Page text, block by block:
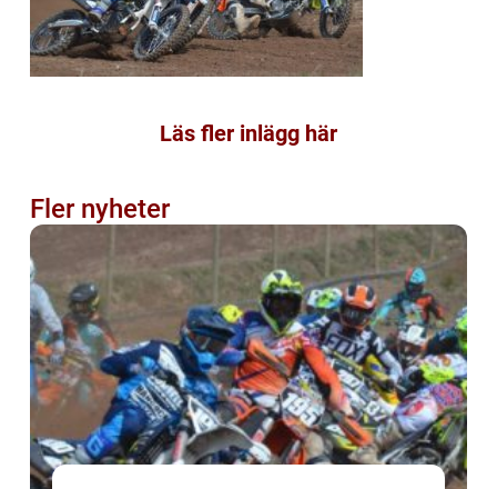
Läs fler inlägg här
Fler nyheter